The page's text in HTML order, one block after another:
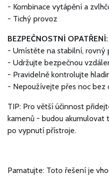
- Kombinace vytápění a
- Tichý provoz
BEZPEČNOSTNÍ OPATŘENÍ:
- Umístěte na stabilní, rovný
- Udržujte bezpečnou
- Pravidelně kontrolujte
- Nepoužívejte přes noc bez
TIP: Pro větší účinnost
kamenů - budou
po vypnutí přístroje.
Pamatujte: Toto řešení je